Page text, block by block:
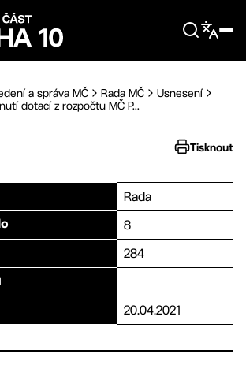
obsah
a správa MČ Rada MČ
Usnesení
dotací z rozpočtu MČ P...
Tisknout
Rada
8
284
20.04.2021